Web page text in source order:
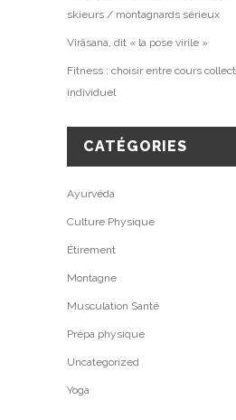
skieurs / montagnards sérieux
Virâsana, dit « la pose virile »
Fitness : choisir entre cours
individuel
CATÉGORIES
Ayurvéda
Culture Physique
Étirement
Montagne
Musculation Santé
Prépa physique
Uncategorized
Yoga